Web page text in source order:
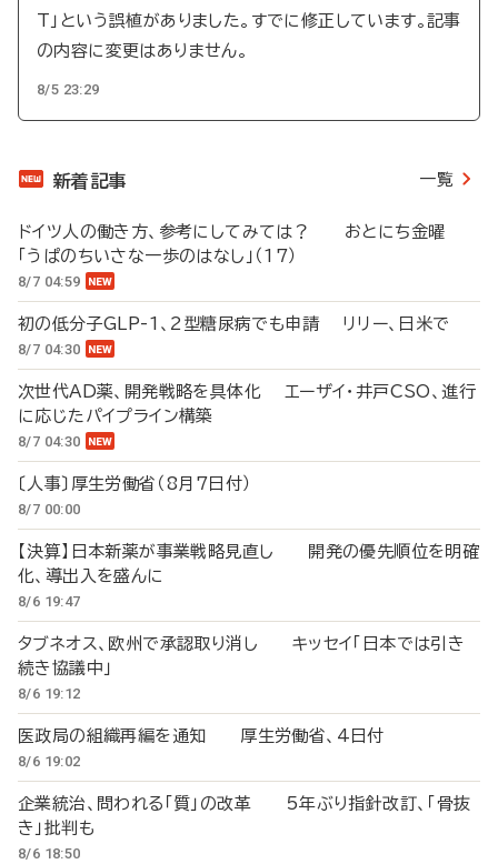
T」という誤植がありました。すでに修正しています。記事
の内容に変更はありません。
8/5 23:29
新着記事 一覧
ドイツ人の働き方、参考にしてみては？ おとにち金曜
「うぱのちいさな一歩のはなし」（17）
8/7 04:59
初の低分子GLP-1、2型糖尿病でも申請 リリー、日米で
8/7 04:30
次世代AD薬、開発戦略を具体化 エーザイ・井戸CSO、進行
に応じたパイプライン構築
8/7 04:30
〔人事〕厚生労働省（8月7日付）
8/7 00:00
【決算】日本新薬が事業戦略見直し 開発の優先順位を明確
化、導出入を盛んに
8/6 19:47
タブネオス、欧州で承認取り消し キッセイ「日本では引き
続き協議中」
8/6 19:12
医政局の組織再編を通知 厚生労働省、4日付
8/6 19:02
企業統治、問われる「質」の改革 5年ぶり指針改訂、「骨抜
き」批判も
8/6 18:50